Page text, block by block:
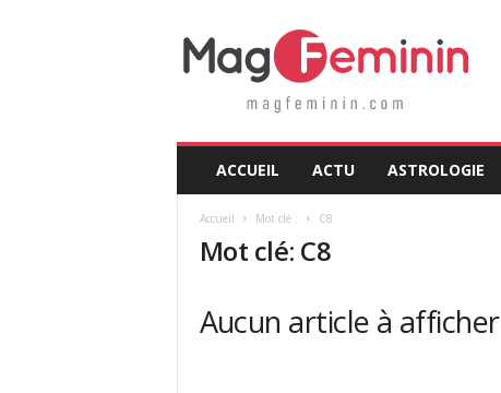
ACCUEIL ACTU ASTROLOGIE
Accueil Mot clé : C8
Mot clé: C8
Aucun article à afficher